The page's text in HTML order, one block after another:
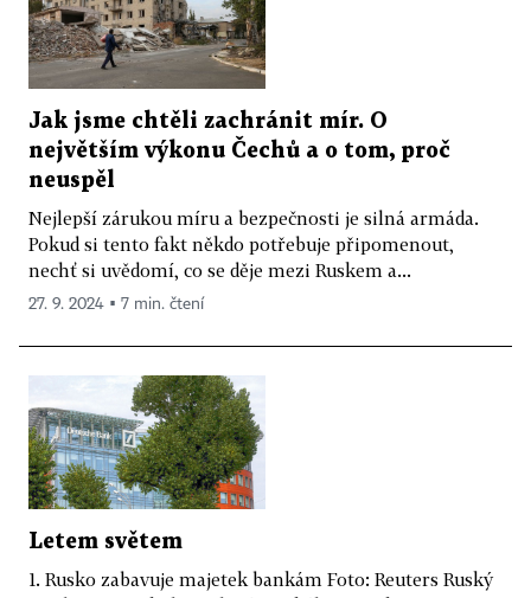
Jak jsme chtěli zachránit mír. O
největším výkonu Čechů a o tom, proč
neuspěl
Nejlepší zárukou míru a bezpečnosti je silná armáda.
Pokud si tento fakt někdo potřebuje připomenout,
nechť si uvědomí, co se děje mezi Ruskem a...
27. 9. 2024 ▪ 7 min. čtení
Letem světem
1. Rusko zabavuje majetek bankám Foto: Reuters Ruský